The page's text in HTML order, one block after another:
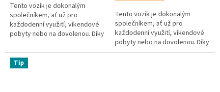
5
hvězdiček.
Tento vozík je dokonalým
společníkem, ať už pro
každodenní využití, víkendové
pobyty nebo na dovolenou. Díky
složeném stavu jej lze vzít
prakticky všude,...
Tento vozík je dokonalým
společníkem, ať už pro
každodenní využití, víkendové
pobyty nebo na dovolenou. Díky
jeho malým rozměrům ve
Tip